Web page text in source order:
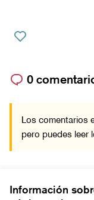
Información
0
Los comentarios
pero puedes leer